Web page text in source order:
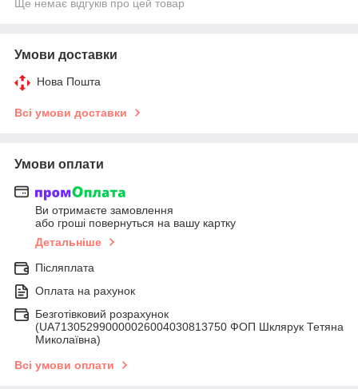
Ще немає відгуків про цей товар
Умови доставки
Нова Пошта
Всі умови доставки
Умови оплати
Ви отримаєте замовлення
або гроші повернуться на вашу картку
Детальніше
Післяплата
Оплата на рахунок
Безготівковий розрахунок
(UA713052990000026004030813750 ФОП Шклярук Тетяна
Миколаївна)
Всі умови оплати